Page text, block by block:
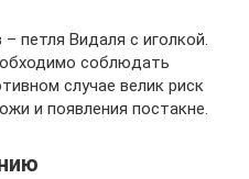
петля Видаля с иголкой.
соблюдать
случае велик риск
и появления постакне.